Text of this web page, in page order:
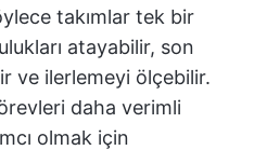
takımlar tek bir
atayabilir, son
ve ilerlemeyi ölçebilir.
daha verimli
olmak için